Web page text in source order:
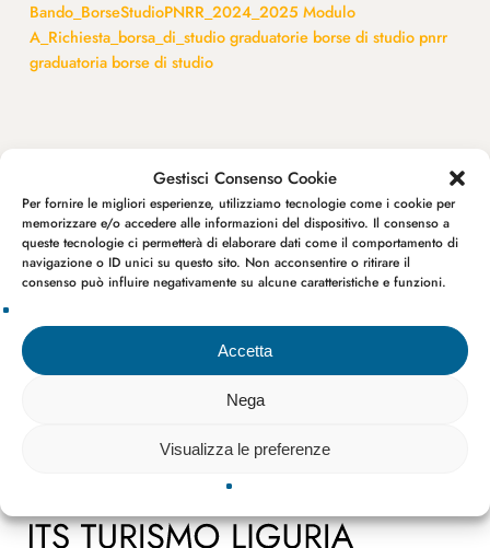
Gestisci Consenso Cookie
Per fornire le migliori esperienze, utilizziamo tecnologie come i cookie per
memorizzare e/o accedere alle informazioni del dispositivo. Il consenso a
queste tecnologie ci permetterà di elaborare dati come il comportamento di
navigazione o ID unici su questo sito. Non acconsentire o ritirare il
consenso può influire negativamente su alcune caratteristiche e funzioni.
Accetta
Nega
Visualizza le preferenze
Bando_BorseStudioPNRR_2024_2025 Modulo
A_Richiesta_borsa_di_studio graduatorie borse di studio pnrr
graduatoria borse di studio
Avvisi pubblici